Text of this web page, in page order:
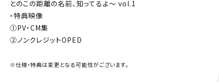
とのこの距離の名前、知ってるよ～ vol.1
・特典映像
①PV・CM集
②ノンクレジットOPED
※仕様・特典は変更となる可能性がございます。